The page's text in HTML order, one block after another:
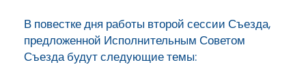
В повестке дня работы второй сессии Съезда,
предложенной Исполнительным Советом
Съезда будут следующие темы: